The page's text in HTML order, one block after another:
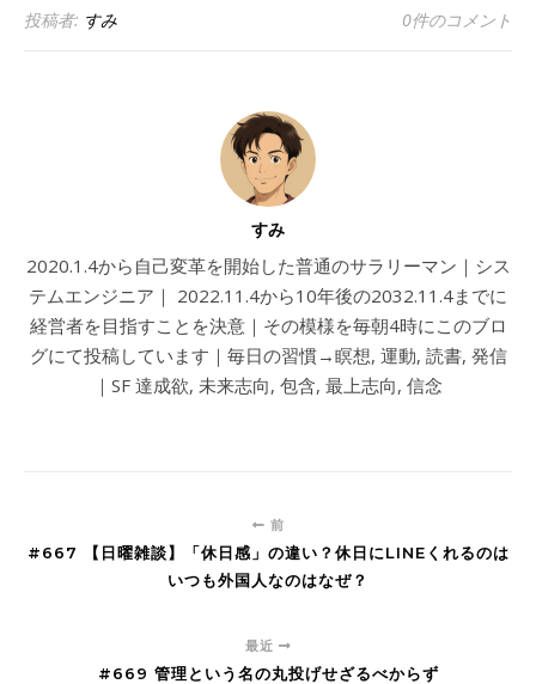
投稿者: すみ 0件のコメント
すみ
2020.1.4から自己変革を開始した普通のサラリーマン｜シス
テムエンジニア｜ 2022.11.4から10年後の2032.11.4までに
経営者を目指すことを決意｜その模様を毎朝4時にこのブロ
グにて投稿しています｜毎日の習慣→瞑想, 運動, 読書, 発信
｜SF 達成欲, 未来志向, 包含, 最上志向, 信念
前
#667 【日曜雑談】「休日感」の違い？休日にLINEくれるのは
いつも外国人なのはなぜ？
最近
#669 管理という名の丸投げせざるべからず